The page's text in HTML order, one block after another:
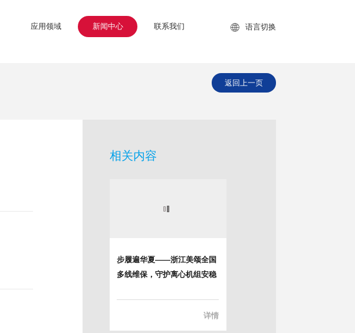
应用领域 新闻中心 联系我们  语言切换
返回上一页
相关内容
步履遍华夏——浙江美颂全国
多线维保，守护离心机组安稳
详情